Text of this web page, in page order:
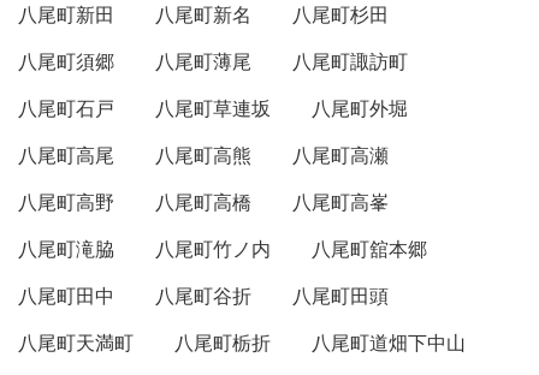
八尾町新田
八尾町新名
八尾町杉田
八尾町須郷
八尾町薄尾
八尾町諏訪町
八尾町石戸
八尾町草連坂
八尾町外堀
八尾町高尾
八尾町高熊
八尾町高瀬
八尾町高野
八尾町高橋
八尾町高峯
八尾町滝脇
八尾町竹ノ内
八尾町舘本郷
八尾町田中
八尾町谷折
八尾町田頭
八尾町天満町
八尾町栃折
八尾町道畑下中山